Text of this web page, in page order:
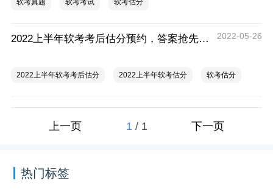
软考真题 软考考试 软考估分
2022上半年软考考后估分预约，答案抢先知！ 2022-05-26
2022上半年软考考后估分 2022上半年软考估分 软考估分
上一页 1 / 1 下一页
热门标签